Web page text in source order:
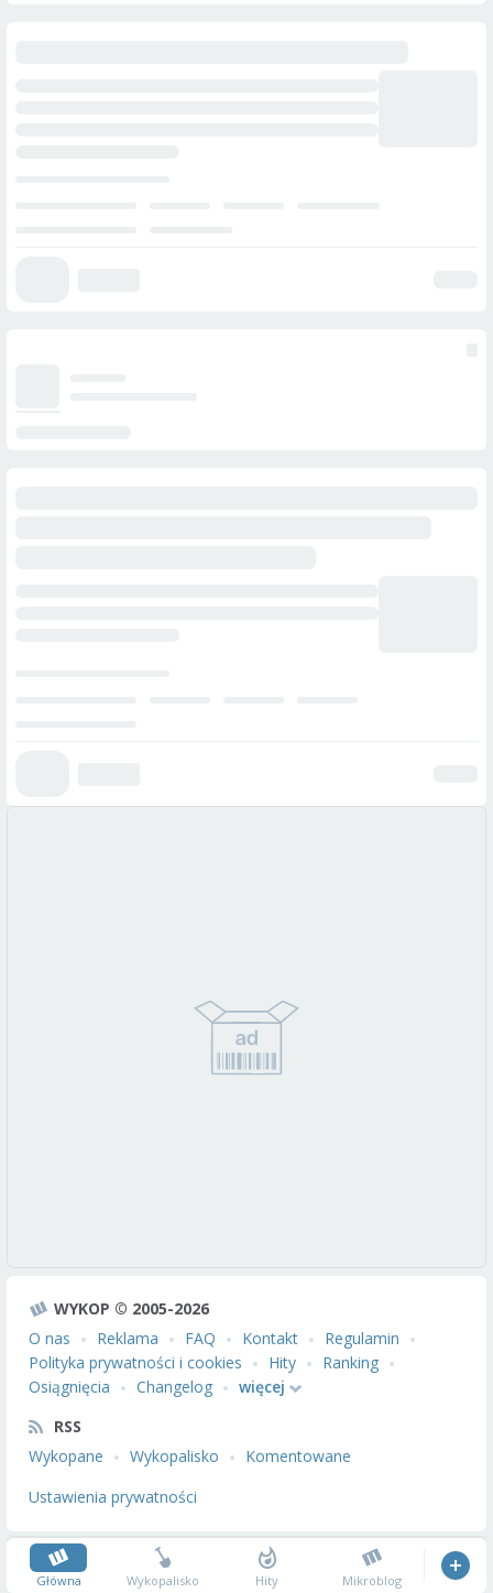
WYKOP © 2005-2026
O nas
Reklama FAQ Kontakt
Regulamin
Polityka prywatności i cookies
Hity
Ranking
Osiągnięcia
Changelog
więcej
RSS
Wykopane
Wykopalisko
Komentowane
Ustawienia prywatności
Główna Wykopalisko Hity Mikroblog